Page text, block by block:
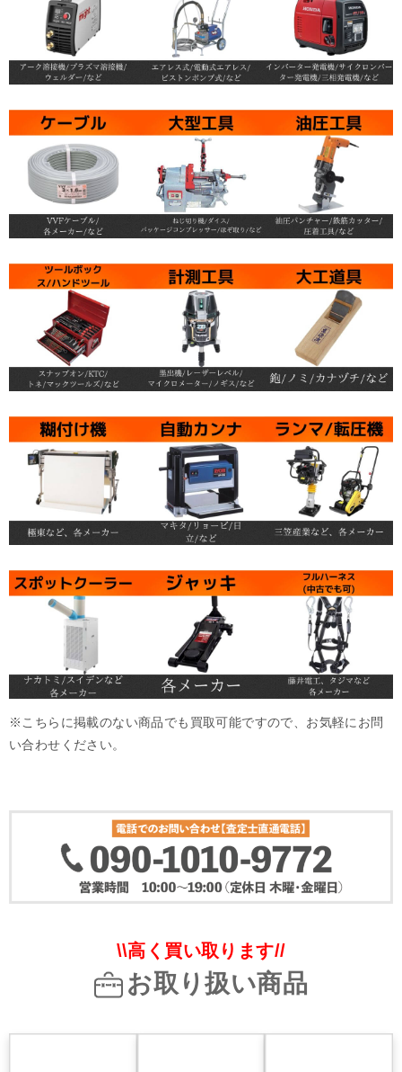
※こちらに掲載のない商品でも買取可能ですので、お気軽にお問
い合わせください。
\\高く買い取ります//
お取り扱い商品